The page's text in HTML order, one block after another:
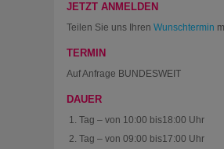
JETZT ANMELDEN
Teilen Sie uns Ihren Wunschtermin
TERMIN
Auf Anfrage BUNDESWEIT
DAUER
Tag – von 10:00 bis18:00 Uhr
Tag – von 09:00 bis17:00 Uhr